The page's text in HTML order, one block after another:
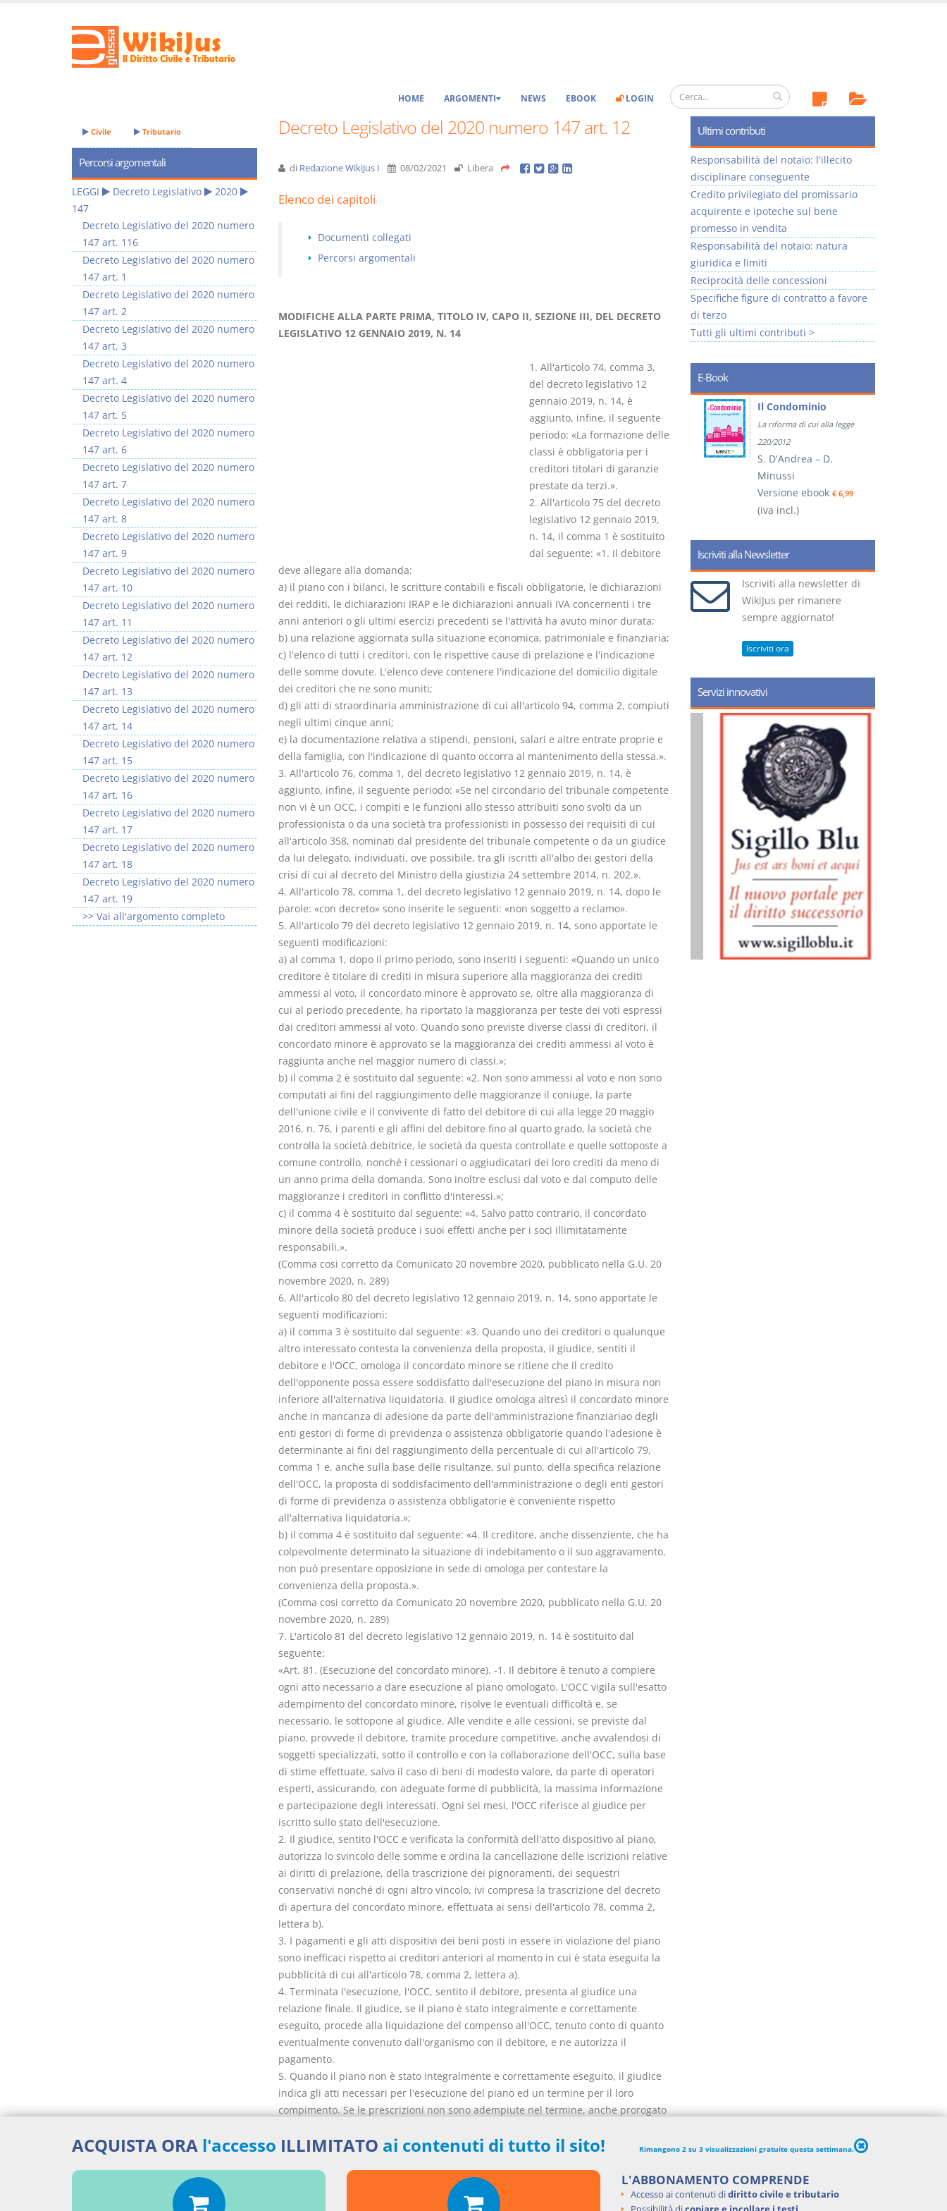
HOME ARGOMENTI NEWS EBOOK LOGIN
Decreto Legislativo del 2020 numero 147 art. 12
di Redazione WikiJus I 08/02/2021 Libera
Elenco dei capitoli
Documenti collegati
Percorsi argomentali
MODIFICHE ALLA PARTE PRIMA, TITOLO IV, CAPO II, SEZIONE III, DEL DECRETO
LEGISLATIVO 12 GENNAIO 2019, N. 14
1. All'articolo 74, comma 3,
del decreto legislativo 12
gennaio 2019, n. 14, è
aggiunto, infine, il seguente
periodo: «La formazione delle
classi è obbligatoria per i
creditori titolari di garanzie
prestate da terzi.».
2. All'articolo 75 del decreto
legislativo 12 gennaio 2019,
n. 14, il comma 1 è sostituito
dal seguente: «1. Il debitore
deve allegare alla domanda:
a) il piano con i bilanci, le scritture contabili e fiscali obbligatorie, le dichiarazioni
dei redditi, le dichiarazioni IRAP e le dichiarazioni annuali IVA concernenti i tre
anni anteriori o gli ultimi esercizi precedenti se l'attività ha avuto minor durata;
b) una relazione aggiornata sulla situazione economica, patrimoniale e finanziaria;
c) l'elenco di tutti i creditori, con le rispettive cause di prelazione e l'indicazione
delle somme dovute. L'elenco deve contenere l'indicazione del domicilio digitale
dei creditori che ne sono muniti;
d) gli atti di straordinaria amministrazione di cui all'articolo 94, comma 2, compiuti
negli ultimi cinque anni;
e) la documentazione relativa a stipendi, pensioni, salari e altre entrate proprie e
della famiglia, con l'indicazione di quanto occorra al mantenimento della stessa.».
3. All'articolo 76, comma 1, del decreto legislativo 12 gennaio 2019, n. 14, è
aggiunto, infine, il seguente periodo: «Se nel circondario del tribunale competente
non vi è un OCC, i compiti e le funzioni allo stesso attribuiti sono svolti da un
professionista o da una società tra professionisti in possesso dei requisiti di cui
all'articolo 358, nominati dal presidente del tribunale competente o da un giudice
da lui delegato, individuati, ove possibile, tra gli iscritti all'albo dei gestori della
crisi di cui al decreto del Ministro della giustizia 24 settembre 2014, n. 202.».
4. All'articolo 78, comma 1, del decreto legislativo 12 gennaio 2019, n. 14, dopo le
parole: «con decreto» sono inserite le seguenti: «non soggetto a reclamo».
5. All'articolo 79 del decreto legislativo 12 gennaio 2019, n. 14, sono apportate le
seguenti modificazioni:
a) al comma 1, dopo il primo periodo, sono inseriti i seguenti: «Quando un unico
creditore è titolare di crediti in misura superiore alla maggioranza dei crediti
ammessi al voto, il concordato minore è approvato se, oltre alla maggioranza di
cui al periodo precedente, ha riportato la maggioranza per teste dei voti espressi
dai creditori ammessi al voto. Quando sono previste diverse classi di creditori, il
concordato minore è approvato se la maggioranza dei crediti ammessi al voto è
raggiunta anche nel maggior numero di classi.»;
b) il comma 2 è sostituito dal seguente: «2. Non sono ammessi al voto e non sono
computati ai fini del raggiungimento delle maggioranze il coniuge, la parte
dell'unione civile e il convivente di fatto del debitore di cui alla legge 20 maggio
2016, n. 76, i parenti e gli affini del debitore fino al quarto grado, la società che
controlla la società debitrice, le società da questa controllate e quelle sottoposte a
comune controllo, nonché i cessionari o aggiudicatari dei loro crediti da meno di
un anno prima della domanda. Sono inoltre esclusi dal voto e dal computo delle
maggioranze i creditori in conflitto d'interessi.»;
c) il comma 4 è sostituito dal seguente: «4. Salvo patto contrario, il concordato
minore della società produce i suoi effetti anche per i soci illimitatamente
responsabili.».
(Comma cosi corretto da Comunicato 20 novembre 2020, pubblicato nella G.U. 20
novembre 2020, n. 289)
6. All'articolo 80 del decreto legislativo 12 gennaio 2019, n. 14, sono apportate le
seguenti modificazioni:
a) il comma 3 è sostituito dal seguente: «3. Quando uno dei creditori o qualunque
altro interessato contesta la convenienza della proposta, il giudice, sentiti il
debitore e l'OCC, omologa il concordato minore se ritiene che il credito
dell'opponente possa essere soddisfatto dall'esecuzione del piano in misura non
inferiore all'alternativa liquidatoria. Il giudice omologa altresì il concordato minore
anche in mancanza di adesione da parte dell'amministrazione finanziariao degli
enti gestori di forme di previdenza o assistenza obbligatorie quando l'adesione è
determinante ai fini del raggiungimento della percentuale di cui all'articolo 79,
comma 1 e, anche sulla base delle risultanze, sul punto, della specifica relazione
dell'OCC, la proposta di soddisfacimento dell'amministrazione o degli enti gestori
di forme di previdenza o assistenza obbligatorie è conveniente rispetto
all'alternativa liquidatoria.»;
b) il comma 4 è sostituito dal seguente: «4. Il creditore, anche dissenziente, che ha
colpevolmente determinato la situazione di indebitamento o il suo aggravamento,
non può presentare opposizione in sede di omologa per contestare la
convenienza della proposta.».
(Comma cosi corretto da Comunicato 20 novembre 2020, pubblicato nella G.U. 20
novembre 2020, n. 289)
7. L'articolo 81 del decreto legislativo 12 gennaio 2019, n. 14 è sostituito dal
seguente:
«Art. 81. (Esecuzione del concordato minore). -1. Il debitore è tenuto a compiere
ogni atto necessario a dare esecuzione al piano omologato. L'OCC vigila sull'esatto
adempimento del concordato minore, risolve le eventuali difficoltà e, se
necessario, le sottopone al giudice. Alle vendite e alle cessioni, se previste dal
piano, provvede il debitore, tramite procedure competitive, anche avvalendosi di
soggetti specializzati, sotto il controllo e con la collaborazione dell'OCC, sulla base
di stime effettuate, salvo il caso di beni di modesto valore, da parte di operatori
esperti, assicurando, con adeguate forme di pubblicità, la massima informazione
e partecipazione degli interessati. Ogni sei mesi, l'OCC riferisce al giudice per
iscritto sullo stato dell'esecuzione.
2. Il giudice, sentito l'OCC e verificata la conformità dell'atto dispositivo al piano,
autorizza lo svincolo delle somme e ordina la cancellazione delle iscrizioni relative
ai diritti di prelazione, della trascrizione dei pignoramenti, dei sequestri
conservativi nonché di ogni altro vincolo, ivi compresa la trascrizione del decreto
di apertura del concordato minore, effettuata ai sensi dell'articolo 78, comma 2,
lettera b).
3. I pagamenti e gli atti dispositivi dei beni posti in essere in violazione del piano
sono inefficaci rispetto ai creditori anteriori al momento in cui è stata eseguita la
pubblicità di cui all'articolo 78, comma 2, lettera a).
4. Terminata l'esecuzione, l'OCC, sentito il debitore, presenta al giudice una
relazione finale. Il giudice, se il piano è stato integralmente e correttamente
eseguito, procede alla liquidazione del compenso all'OCC, tenuto conto di quanto
eventualmente convenuto dall'organismo con il debitore, e ne autorizza il
pagamento.
5. Quando il piano non è stato integralmente e correttamente eseguito, il giudice
indica gli atti necessari per l'esecuzione del piano ed un termine per il loro
compimento. Se le prescrizioni non sono adempiute nel termine, anche prorogato
osservate, in quanto compatibili, le disposizioni di cui all'articolo 82.
dell'OCC.».
8. L'articolo 82 del decreto legislativo 12 gennaio 2019, n. 14, è sostituito dal
Civile Tributario
Percorsi argomentali
LEGGI Decreto Legislativo
2020
147
Decreto Legislativo del 2020 numero
147 art. 116
Decreto Legislativo del 2020 numero
147 art. 1
Decreto Legislativo del 2020 numero
147 art. 2
Decreto Legislativo del 2020 numero
147 art. 3
Decreto Legislativo del 2020 numero
147 art. 4
Decreto Legislativo del 2020 numero
147 art. 5
Decreto Legislativo del 2020 numero
147 art. 6
Decreto Legislativo del 2020 numero
147 art. 7
Decreto Legislativo del 2020 numero
147 art. 8
Decreto Legislativo del 2020 numero
147 art. 9
Decreto Legislativo del 2020 numero
147 art. 10
Decreto Legislativo del 2020 numero
147 art. 11
Decreto Legislativo del 2020 numero
147 art. 12
Decreto Legislativo del 2020 numero
147 art. 13
Decreto Legislativo del 2020 numero
147 art. 14
Decreto Legislativo del 2020 numero
147 art. 15
Decreto Legislativo del 2020 numero
147 art. 16
Decreto Legislativo del 2020 numero
147 art. 17
Decreto Legislativo del 2020 numero
147 art. 18
Decreto Legislativo del 2020 numero
147 art. 19
>> Vai all'argomento completo
Ultimi contributi
Responsabilità del notaio: l'illecito
disciplinare conseguente
Credito privilegiato del promissario
acquirente e ipoteche sul bene
promesso in vendita
Responsabilità del notaio: natura
giuridica e limiti
Reciprocità delle concessioni
Specifiche figure di contratto a favore
di terzo
Tutti gli ultimi contributi >
E-Book
Usufrutto Uso e
Versione ebook€ 4,19
Prescrizione e
decadenza
D. Minussi
Versione ebook
(iva incl.)
I Singoli Contratti
D. Minussi
Versione ebook € 5,99
(iva incl.)
Il Condominio
La riforma di cui alla legge
220/2012
S. D'Andrea – D.
Minussi
Versione ebook € 6,99
(iva incl.)
Iscriviti alla Newsletter
Iscriviti alla newsletter di
WikiJus per rimanere
sempre aggiornato!
Iscriviti ora
Servizi innovativi
ACQUISTA ORA l'accesso ILLIMITATO ai contenuti di tutto il sito! Rimangono 2 su 3 visualizzazioni gratuite questa settimana.
L'ABBONAMENTO COMPRENDE
Accesso ai contenuti didiritto civile e tributario